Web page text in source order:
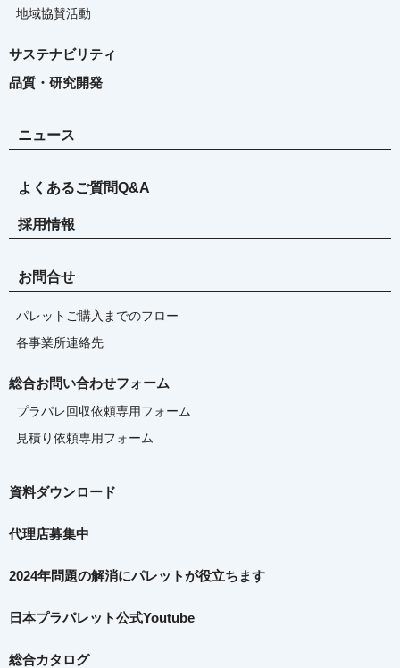
地域協賛活動
サステナビリティ
品質・研究開発
ニュース
よくあるご質問Q&A
採用情報
お問合せ
パレットご購入までのフロー
各事業所連絡先
総合お問い合わせフォーム
プラパレ回収依頼専用フォーム
見積り依頼専用フォーム
資料ダウンロード
代理店募集中
2024年問題の解消にパレットが役立ちます
日本プラパレット公式Youtube
総合カタログ